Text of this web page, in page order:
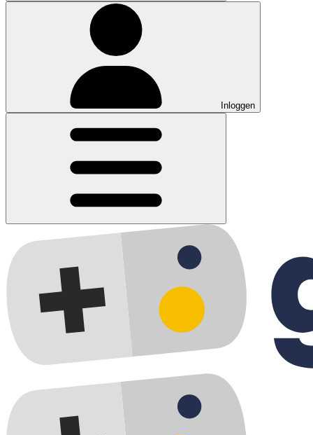
Inloggen